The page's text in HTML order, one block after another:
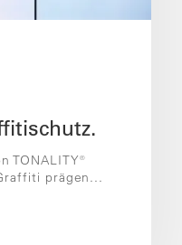
TONALITY®
prägen...